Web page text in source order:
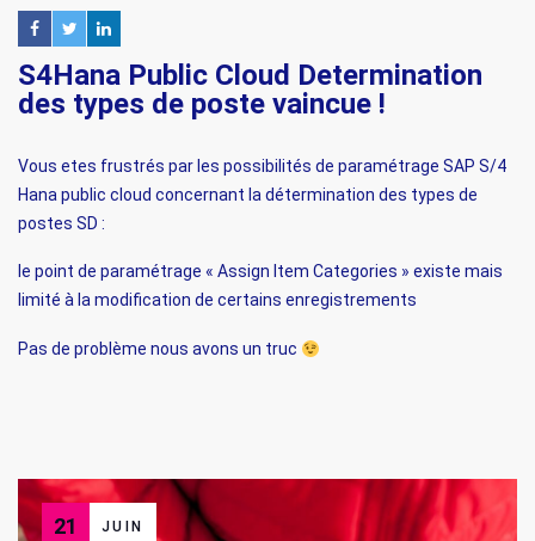
S4Hana Public Cloud Determination
des types de poste vaincue !
Vous etes frustrés par les possibilités de paramétrage SAP S/4
Hana public cloud concernant la détermination des types de
postes SD :
le point de paramétrage « Assign Item Categories » existe mais
limité à la modification de certains enregistrements
Pas de problème nous avons un truc
21 JUIN